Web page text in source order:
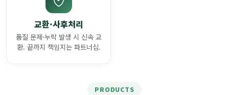
교환·사후처리
품질 문제·누락 발생 시 신속 교
환. 끝까지 책임지는 파트너십.
PRODUCTS